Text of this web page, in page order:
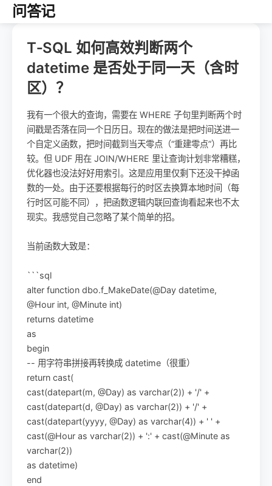
问答记
T‑SQL 如何高效判断两个
datetime 是否处于同一天（含时
区）？
我有一个很大的查询，需要在 WHERE 子句里判断两个时
间戳是否落在同一个日历日。现在的做法是把时间送进一
个自定义函数，把时间截到当天零点（“重建零点”）再比
较。但 UDF 用在 JOIN/WHERE 里让查询计划非常糟糕，
优化器也没法好好用索引。这是应用里仅剩下还没干掉函
数的一处。由于还要根据每行的时区去换算本地时间（每
行时区可能不同），把函数逻辑内联回查询看起来也不太
现实。我感觉自己忽略了某个简单的招。
当前函数大致是：
```sql
alter function dbo.f_MakeDate(@Day datetime,
@Hour int, @Minute int)
returns datetime
as
begin
-- 用字符串拼接再转换成 datetime（很重）
return cast(
cast(datepart(m, @Day) as varchar(2)) + '/' +
cast(datepart(d, @Day) as varchar(2)) + '/' +
cast(datepart(yyyy, @Day) as varchar(4)) + ' ' +
cast(@Hour as varchar(2)) + ':' + cast(@Minute as
varchar(2))
as datetime)
end